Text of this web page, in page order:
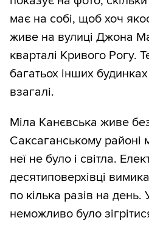
має на собі, щоб хоч
живе на вулиці Джона
кварталі Кривого Рогу.
багатьох інших
взагалі.
Міла Канєвська живе
Саксаганському районі
неї не було і світла.
десятиповерхівці
по кілька разів на день.
неможливо було